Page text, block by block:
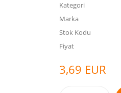
Kategori
Marka
Stok Kodu
Fiyat
3,69 EUR